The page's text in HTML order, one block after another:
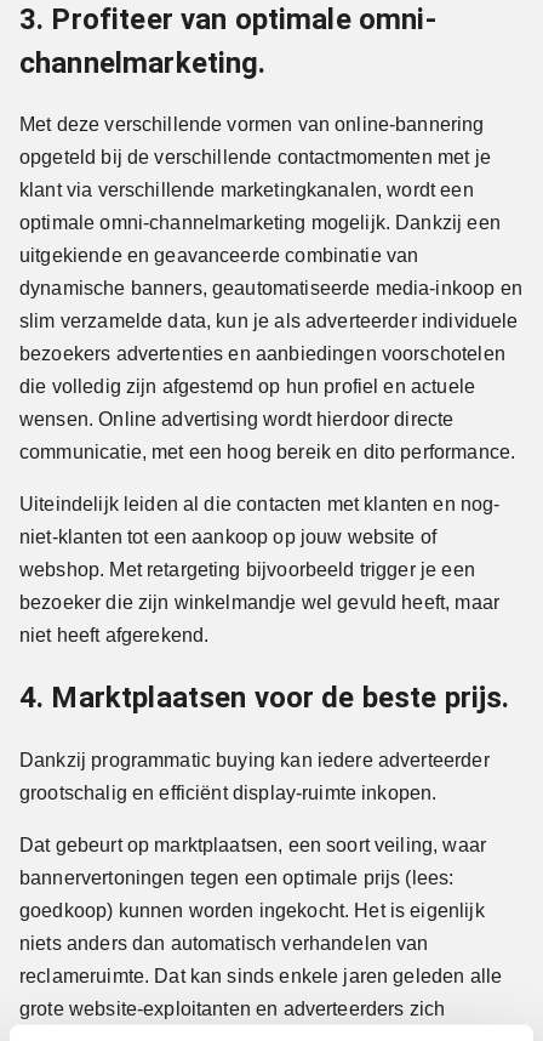
3. Profiteer van optimale omni-
channelmarketing.
Met deze verschillende vormen van online-bannering
opgeteld bij de verschillende contactmomenten met je
klant via verschillende marketingkanalen, wordt een
optimale omni-channelmarketing mogelijk. Dankzij een
uitgekiende en geavanceerde combinatie van
dynamische banners, geautomatiseerde media-inkoop en
slim verzamelde data, kun je als adverteerder individuele
bezoekers advertenties en aanbiedingen voorschotelen
die volledig zijn afgestemd op hun profiel en actuele
wensen. Online advertising wordt hierdoor directe
communicatie, met een hoog bereik en dito performance.
Uiteindelijk leiden al die contacten met klanten en nog-
niet-klanten tot een aankoop op jouw website of
webshop. Met retargeting bijvoorbeeld trigger je een
bezoeker die zijn winkelmandje wel gevuld heeft, maar
niet heeft afgerekend.
4. Marktplaatsen voor de beste prijs.
Dankzij programmatic buying kan iedere adverteerder
grootschalig en efficiënt display-ruimte inkopen.
Dat gebeurt op marktplaatsen, een soort veiling, waar
bannervertoningen tegen een optimale prijs (lees:
goedkoop) kunnen worden ingekocht. Het is eigenlijk
niets anders dan automatisch verhandelen van
reclameruimte. Dat kan sinds enkele jaren geleden alle
grote website-exploitanten en adverteerders zich